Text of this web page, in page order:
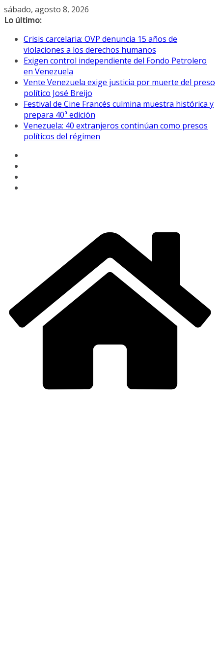
Saltar
al
sábado, agosto 8, 2026
Lo último:
Crisis carcelaria: OVP denuncia 15 años de
violaciones a los derechos humanos
Exigen control independiente del Fondo Petrolero
en Venezuela
Vente Venezuela exige justicia por muerte del preso
político José Breijo
Festival de Cine Francés culmina muestra histórica y
prepara 40ª edición
Venezuela: 40 extranjeros continúan como presos
políticos del régimen